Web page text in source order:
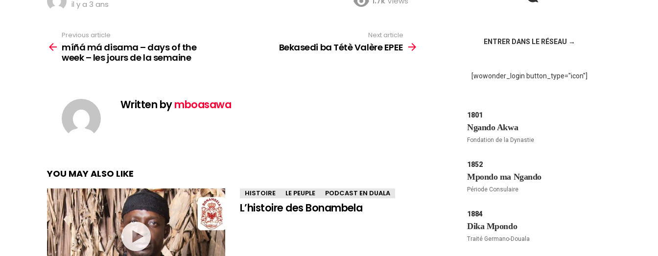
il y a 3 ans
more
Previous article
míñá má disama – days of the
week – les jours de la semaine
Next article
Bekasedi ba Tétè Valère EPEE
Written bymboasawa
YOU MAY ALSO LIKE
HISTOIRE LE PEUPLE PODCAST EN DUALA
L’histoire des Bonambela
ENTRER DANS LE RÉSEAU →
[wowonder_login button_type="icon"]
1801
Ngando Akwa
Fondation de la Dynastie
1852
Mpondo ma Ngando
Période Consulaire
1884
Dika Mpondo
Traité Germano-Douala